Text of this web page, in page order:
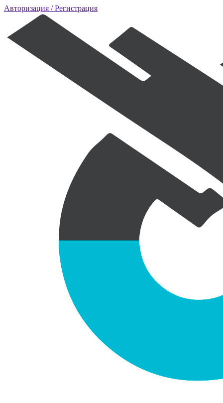
Авторизация / Регистрация